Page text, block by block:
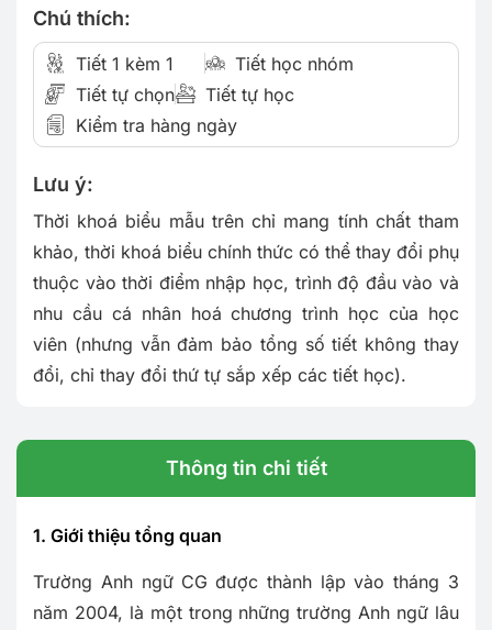
Chú thích:
Tiết 1 kèm 1
Tiết học nhóm
Tiết tự chọn
Tiết tự học
Kiểm tra hàng ngày
Lưu ý:
Thời khoá biểu mẫu trên chỉ mang tính chất tham
khảo, thời khoá biểu chính thức có thể thay đổi phụ
thuộc vào thời điểm nhập học, trình độ đầu vào và
nhu cầu cá nhân hoá chương trình học của học
viên (nhưng vẫn đảm bảo tổng số tiết không thay
đổi, chỉ thay đổi thứ tự sắp xếp các tiết học).
Thông tin chi tiết
1. Giới thiệu tổng quan
Trường Anh ngữ CG được thành lập vào tháng 3
năm 2004, là một trong những trường Anh ngữ lâu